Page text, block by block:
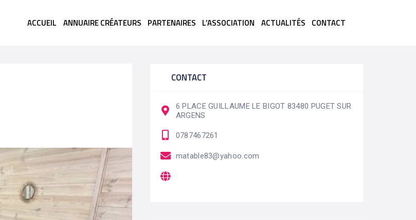
ACCUEIL ANNUAIRE CRÉATEURS PARTENAIRES L’ASSOCIATION ACTUALITÉS CONTACT
CONTACT
6 PLACE GUILLAUME LE BIGOT 83480 PUGET SUR
ARGENS
0787467261
matable83@yahoo.com